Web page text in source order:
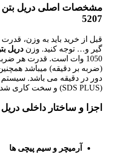
5207
قبل از خرید باید به وزن،
گیر و… توجه کنید. وزن دریل بتن کن
دور در دقیقه می باشد. سیستم
(SDS PLUS) و سخت کاری شده است.
اجزا و ساختار داخلی دریل بتن کن 1050 وات
آرمیچر و سیم پیچی ها